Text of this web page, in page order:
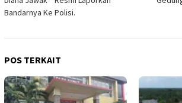
Bandarnya Ke Polisi.
POS TERKAIT